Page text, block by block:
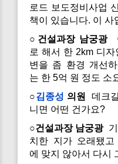
로드 보도정비사업
책이 있습니다. 이 사
○건설과장 남궁광
로 해서 한 2km 디
변을 좀 환경 개선
는 한 5억 원 정도 소
○김종성 의원
데크
니면 어떤 건가요?
○건설과장 남궁광기
치한 지가 오래됐
에 맞지 않아서 다시